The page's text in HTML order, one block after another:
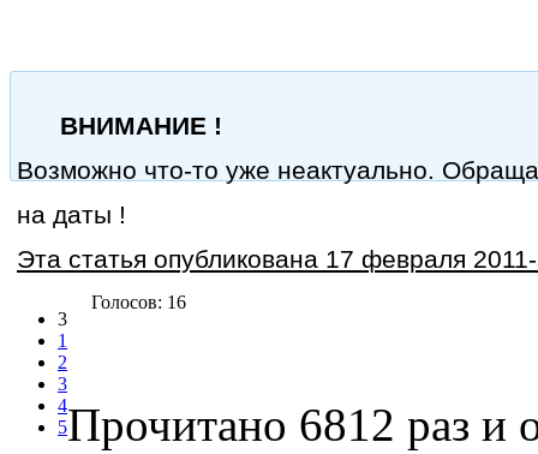
ВНИМАНИЕ !
Возможно что-то уже неактуально.
на даты !
Эта статья опубликована 17 февраля
3
1
2
3
4
5
Голосов: 16
Прочитано 6812 раз и